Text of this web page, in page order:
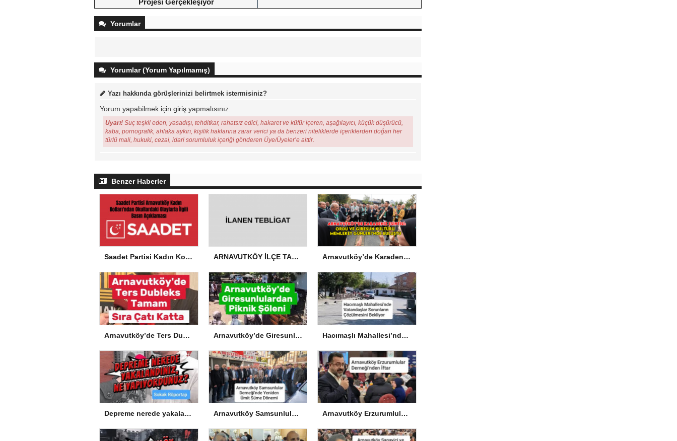
Projesi Gerçekleşiyor
Yorumlar
Yorumlar (Yorum Yapılmamış)
Yazı hakkında görüşlerinizi belirtmek istermisiniz?
Yorum yapabilmek için giriş yapmalısınız.
Uyarı! Suç teşkil eden, yasadışı, tehditkar, rahatsız edici, hakaret ve küfür içeren, aşağılayıcı, küçük düşürücü,
kaba, pornografik, ahlaka aykırı, kişilik haklarına zarar verici ya da benzeri niteliklerde içeriklerden doğan her
türlü mali, hukuki, cezai, idari sorumluluk içeriği gönderen Üye/Üyeler’e aittir.
Benzer Haberler
Saadet Partisi Kadın Kolları’ndan Okullardaki Olaylarla İlgili Basın Açıklaması ARNAVUTKÖY İLÇE TARIM VE ORMAN MÜDÜRLÜĞÜ’NDEN İLANEN TEBLİGAT Arnavutköy’de Karadeniz Esintisi: Ordu ve Giresun Kültürü Memleket Günleri’nde Buluştu
Arnavutköy’de Ters Dubleks Tamam, Sıra Çatı Katta Arnavutköy’de Giresunlulardan Piknik Şöleni Hacımaşlı Mahallesi’nde Vatandaşlar Sorunların Çözülmesini Bekliyor
Depreme nerede yakalandınız, ne yapıyordunuz? Arnavutköy Samsunlular Derneği’nde Yeniden Ümit Süme Dönemi Arnavutköy Erzurumlular Derneği’nden İftar